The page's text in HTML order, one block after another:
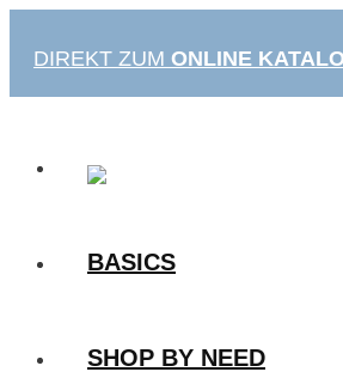
Inhalt
DIREKT ZUM ONLINE
BASICS
SHOP BY NEED